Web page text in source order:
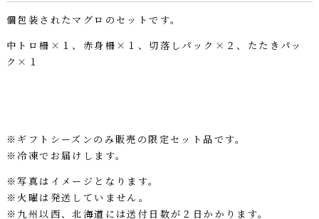
個包装されたマグロのセットです。
中トロ柵×１、赤身柵×１、切落しパック×２、たたきパッ
ク×１
※ギフトシーズンのみ販売の限定セット品です。
※冷凍でお届けします。
※写真はイメージとなります。
※火曜は発送していません。
※九州以西、北海道には送付日数が２日かかります。